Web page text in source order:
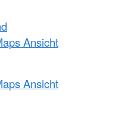
Ansicht
Ansicht